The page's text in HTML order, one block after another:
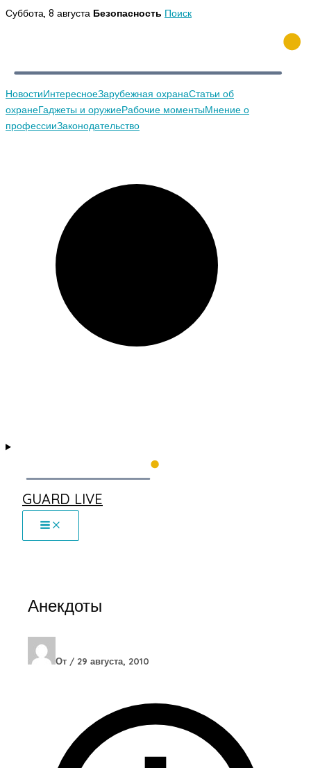
Перейти
Суббота, 8 августа Безопасность Поиск
НовостиИнтересноеЗарубежная охранаСтатьи об
охранеГаджеты и оружиеРабочие моментыМнение о
профессииЗаконодательство
GUARD LIVE
Анекдоты
От / 29 августа, 2010